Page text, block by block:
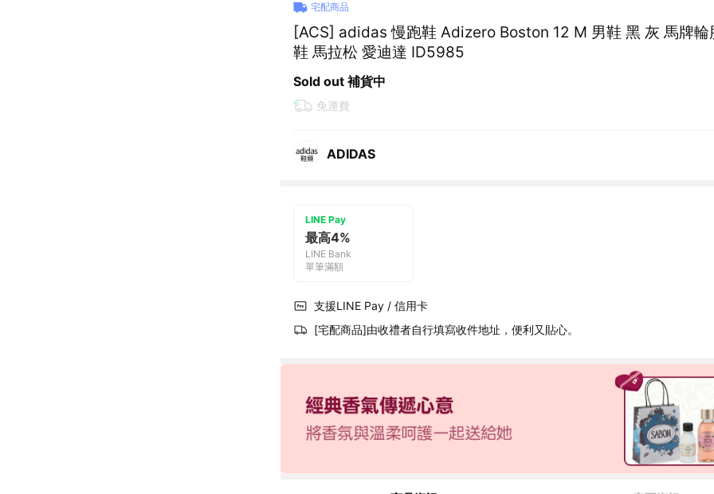
宅配商品
[ACS] adidas 慢跑鞋 Adizero Boston 12 M 男鞋 黑 灰 馬牌輪
鞋 馬拉松 愛迪達 ID5985
Sold out 補貨中
免運費
ADIDAS
LINE Pay
最高4%
LINE Bank
單筆滿額
支援LINE Pay / 信用卡
[宅配商品]由收禮者自行填寫收件地址，便利又貼心。